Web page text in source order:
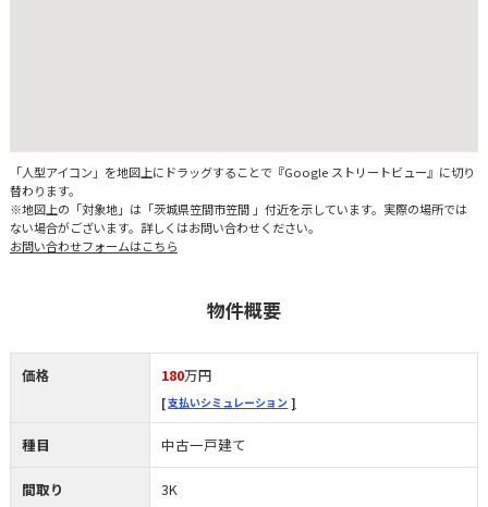
「人型アイコン」を地図上にドラッグすることで『Google ストリートビュー』に切り
替わります。
※地図上の「対象地」は「茨城県笠間市笠間 」付近を示しています。実際の場所では
ない場合がございます。詳しくはお問い合わせください。
お問い合わせフォームはこちら
物件概要
価格 180万円
支払いシミュレーション
種目 中古一戸建て
間取り 3K